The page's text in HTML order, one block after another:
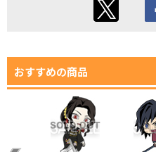
おすすめの商品